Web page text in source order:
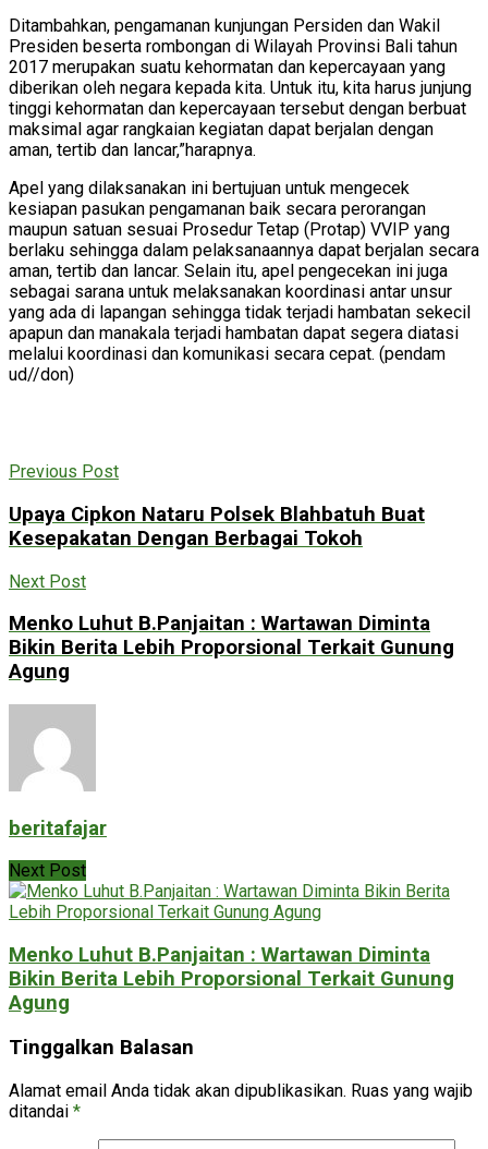
Ditambahkan, pengamanan kunjungan Persiden dan Wakil
Presiden beserta rombongan di Wilayah Provinsi Bali tahun
2017 merupakan suatu kehormatan dan kepercayaan yang
diberikan oleh negara kepada kita. Untuk itu, kita harus junjung
tinggi kehormatan dan kepercayaan tersebut dengan berbuat
maksimal agar rangkaian kegiatan dapat berjalan dengan
aman, tertib dan lancar,”harapnya.
Apel yang dilaksanakan ini bertujuan untuk mengecek
kesiapan pasukan pengamanan baik secara perorangan
maupun satuan sesuai Prosedur Tetap (Protap) VVIP yang
berlaku sehingga dalam pelaksanaannya dapat berjalan secara
aman, tertib dan lancar. Selain itu, apel pengecekan ini juga
sebagai sarana untuk melaksanakan koordinasi antar unsur
yang ada di lapangan sehingga tidak terjadi hambatan sekecil
apapun dan manakala terjadi hambatan dapat segera diatasi
melalui koordinasi dan komunikasi secara cepat. (pendam
ud//don)
Previous Post
Upaya Cipkon Nataru Polsek Blahbatuh Buat
Kesepakatan Dengan Berbagai Tokoh
Next Post
Menko Luhut B.Panjaitan : Wartawan Diminta
Bikin Berita Lebih Proporsional Terkait Gunung
Agung
beritafajar
Next Post
Menko Luhut B.Panjaitan : Wartawan Diminta
Bikin Berita Lebih Proporsional Terkait Gunung
Agung
Tinggalkan Balasan
Alamat email Anda tidak akan dipublikasikan. Ruas yang wajib
ditandai *